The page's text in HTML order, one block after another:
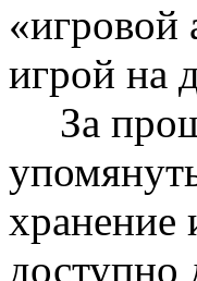
«игровой
игрой на
За
хранение